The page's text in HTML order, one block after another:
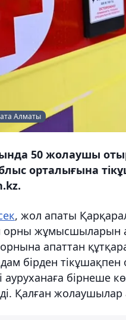
Алматы
50 жолаушы
орталығына
, жол апаты
орны жұмысшыларын
апаттан
бірден
ауруханаға бірнеше
Қалған